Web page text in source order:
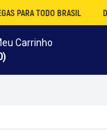
TODO BRASIL
Carrinho